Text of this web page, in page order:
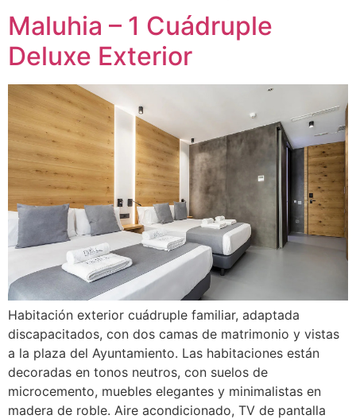
Maluhia – 1 Cuádruple
Deluxe Exterior
Habitación exterior cuádruple familiar, adaptada
discapacitados, con dos camas de matrimonio y vistas
a la plaza del Ayuntamiento. Las habitaciones están
decoradas en tonos neutros, con suelos de
microcemento, muebles elegantes y minimalistas en
madera de roble. Aire acondicionado, TV de pantalla